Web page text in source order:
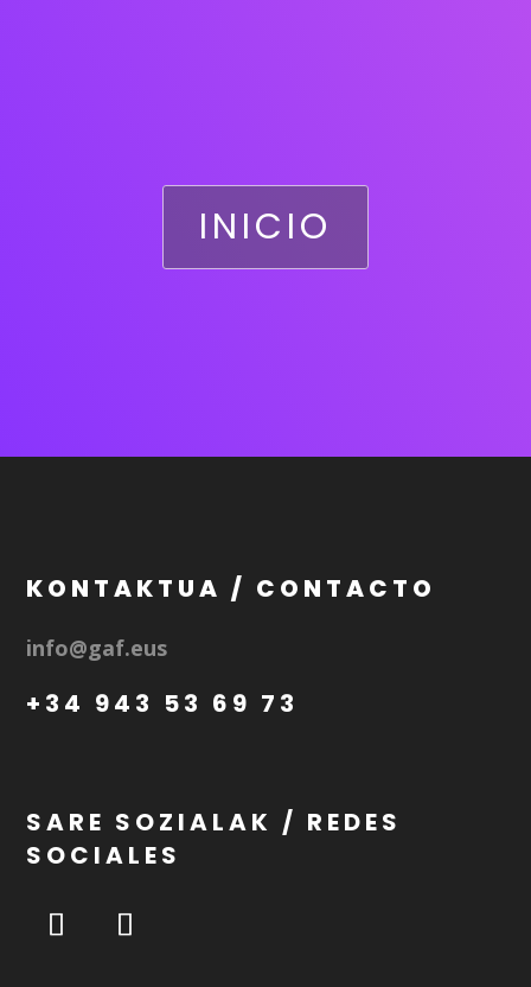
INICIO
KONTAKTUA / CONTACTO
info@gaf.eus
+34 943 53 69 73
SARE SOZIALAK / REDES
SOCIALES